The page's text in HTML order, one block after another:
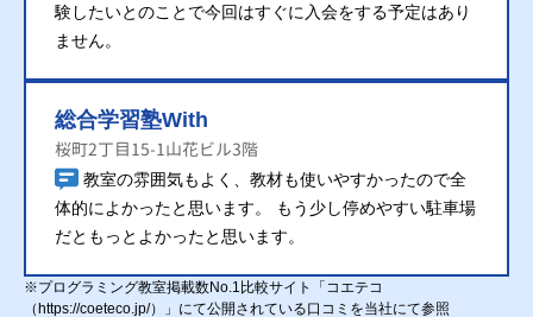
験したいとのことで今回はすぐに入会をする予定はあり
ません。
総合学習塾With
桜町2丁目15-1山花ビル3階
教室の雰囲気もよく、教材も使いやすかったので全
体的によかったと思います。 もう少し停めやすい駐車場
だともっとよかったと思います。
※プログラミング教室掲載数No.1比較サイト「コエテコ
（https://coeteco.jp/）」にて公開されている口コミを当社にて参照